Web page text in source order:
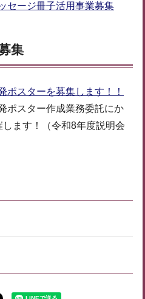
セージ冊子活用事業募集
集
ポスターを募集します！！
ポスター作成業務委託にか
ます！（令和8年度説明会